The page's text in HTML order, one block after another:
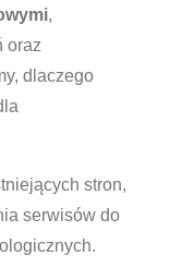
,
oraz
dlaczego
stron,
serwisów do